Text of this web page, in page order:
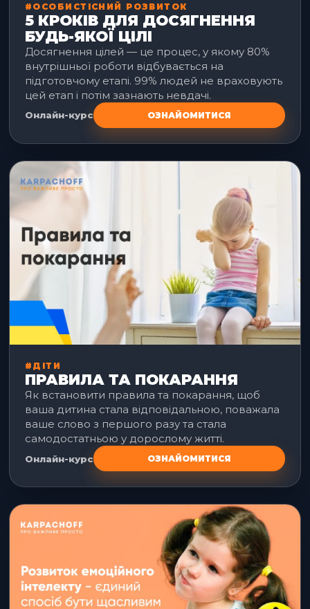
#ОСОБИСТІСНИЙ РОЗВИТОК
5 КРОКІВ ДЛЯ ДОСЯГНЕННЯ
БУДЬ-ЯКОЇ ЦІЛІ
Досягнення цілей — це процес, у якому 80%
внутрішньої роботи відбувається на
підготовчому етапі. 99% людей не враховують
цей етап і потім зазнають невдачі.
Онлайн-курс ОЗНАЙОМИТИСЯ
#ДІТИ
ПРАВИЛА ТА ПОКАРАННЯ
Як встановити правила та покарання, щоб
ваша дитина стала відповідальною, поважала
ваше слово з першого разу та стала
самодостатньою у дорослому житті.
Онлайн-курс ОЗНАЙОМИТИСЯ